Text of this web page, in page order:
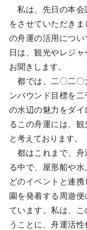
私は、先日の本会
をさせていただき
の舟運の活用につ
日は、観光やレジ
お聞きします。
都では、二〇二〇
ンバウンド目標を
の水辺の魅力をダ
るこの舟運には、
と考えております。
都はこれまで、舟
る中で、屋形船や
どのイベントと連
園を発着する周遊
ています。私は、
うことに、舟運活